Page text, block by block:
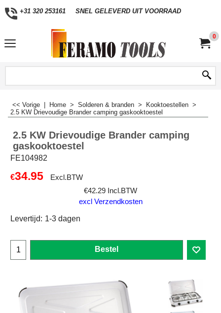
+31 320 253161 SNEL GELEVERD UIT VOORRAAD
0
<< Vorige Home > Solderen & branden > Kooktoestellen >
2.5 KW Drievoudige Brander camping gaskooktoestel
2.5 KW Drievoudige Brander camping
gaskooktoestel
FE104982
€34.95
Excl.BTW
€42.29 Incl.BTW
excl Verzendkosten
Levertijd: 1-3 dagen
Bestel